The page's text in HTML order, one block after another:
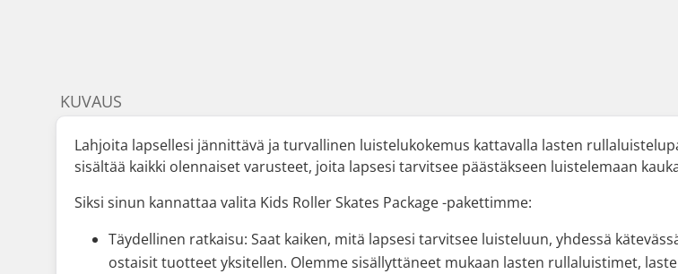
KUVAUS
Lahjoita lapsellesi jännittävä ja turvallinen luistelukokemus kattavalla lasten
sisältää kaikki olennaiset varusteet, joita lapsesi tarvitsee päästäkseen luistelemaan
Siksi sinun kannattaa valita Kids Roller Skates Package -pakettimme:
Täydellinen ratkaisu: Saat kaiken, mitä lapsesi tarvitsee luisteluun, yhdessä
ostaisit tuotteet yksitellen. Olemme sisällyttäneet mukaan lasten rullaluistimet,